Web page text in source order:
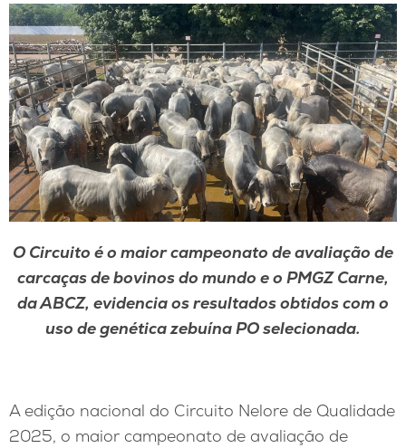
O Circuito é o maior campeonato de avaliação de
carcaças de bovinos do mundo e o PMGZ Carne,
da ABCZ, evidencia os resultados obtidos com o
uso de genética zebuína PO selecionada.
A edição nacional do Circuito Nelore de Qualidade
2025, o maior campeonato de avaliação de